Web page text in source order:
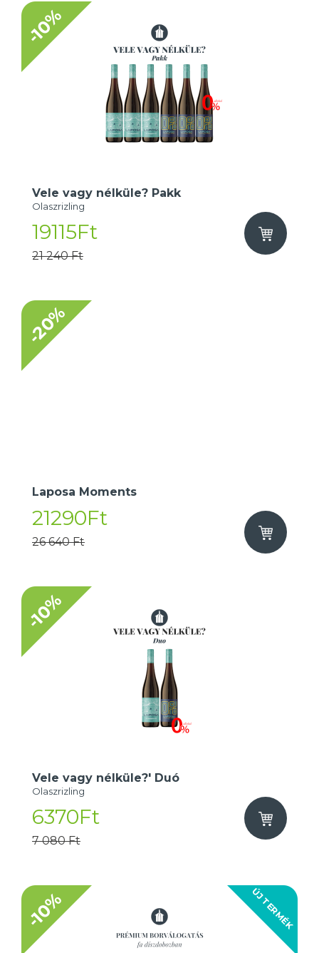
-10%
Vele vagy nélküle? Pakk
Olaszrizling
19115Ft
21 240 Ft
-20%
Laposa Moments
21290Ft
26 640 Ft
-10%
Vele vagy nélküle?' Duó
Olaszrizling
6370Ft
7 080 Ft
ÚJ TERMÉK
-10%